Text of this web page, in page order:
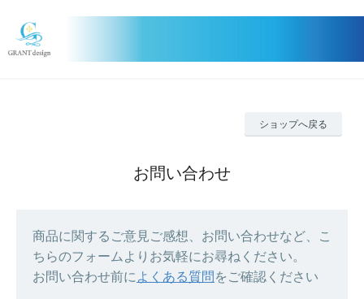
ショップへ戻る
お問い合わせ
商品に関するご意見ご感想、お問い合わせなど、こ
ちらのフォームよりお気軽にお尋ねください。
お問い合わせ前に よくある質問 をご確認ください